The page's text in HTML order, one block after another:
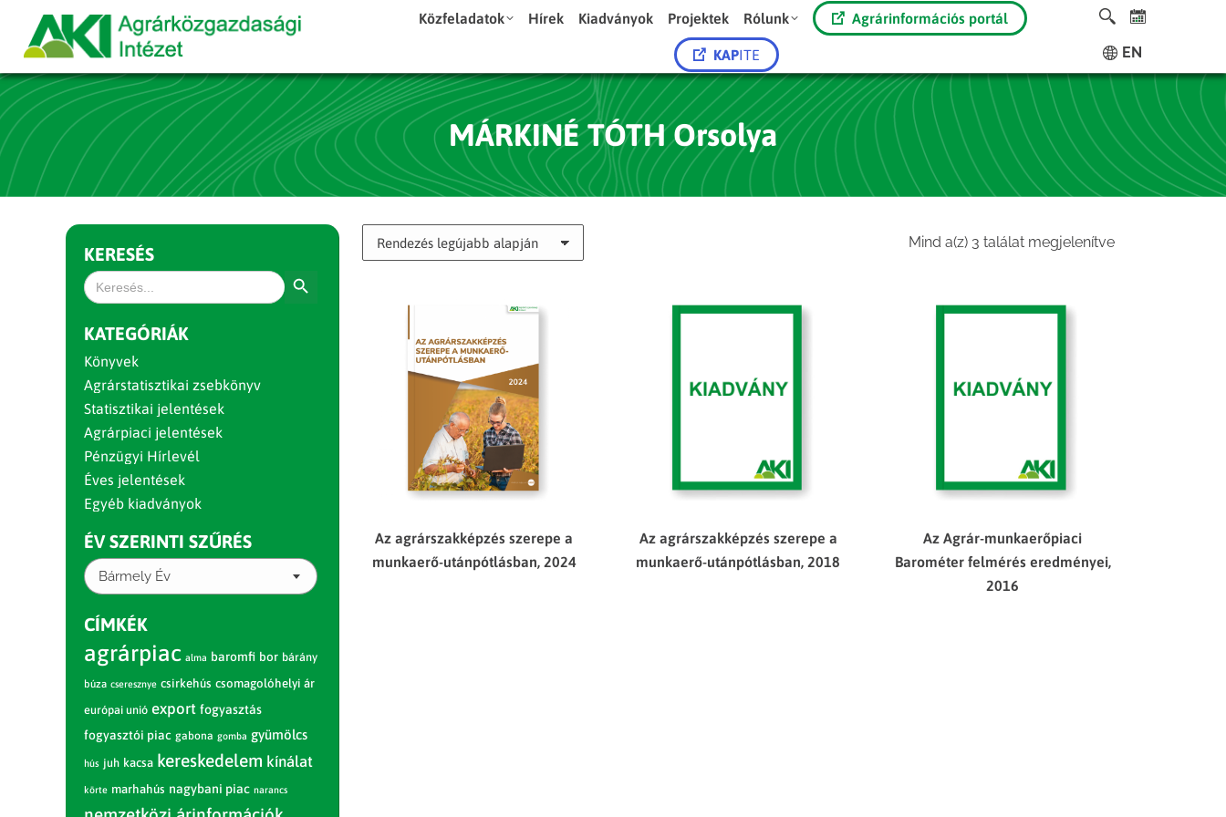
Közfeladatok Hírek Kiadványok Projektek Rólunk Agrárinformációs portál
KAPITE EN
MÁRKINÉ TÓTH Orsolya
Mind a(z) 3 találat megjelenítveSorted
Az agrárszakképzés szerepe a
munkaerő-utánpótlásban, 2024
Az agrárszakképzés szerepe a
munkaerő-utánpótlásban, 2018
Az Agrár-munkaerőpiaci
Barométer felmérés eredményei,
2016
KERESÉS
Search
for:
KATEGÓRIÁK
Könyvek
Agrárstatisztikai zsebkönyv
Statisztikai jelentések
Agrárpiaci jelentések
Pénzügyi Hírlevél
Éves jelentések
Egyéb kiadványok
ÉV SZERINTI SZŰRÉS
Bármely Év
CÍMKÉK
agrárpiac alma baromfi bor bárány
búza cseresznye csirkehús csomagolóhelyi ár
európai unió export fogyasztás
fogyasztói piac gabona gomba gyümölcs
hús juh kacsa kereskedelem kínálat
körte marhahús nagybani piac narancs